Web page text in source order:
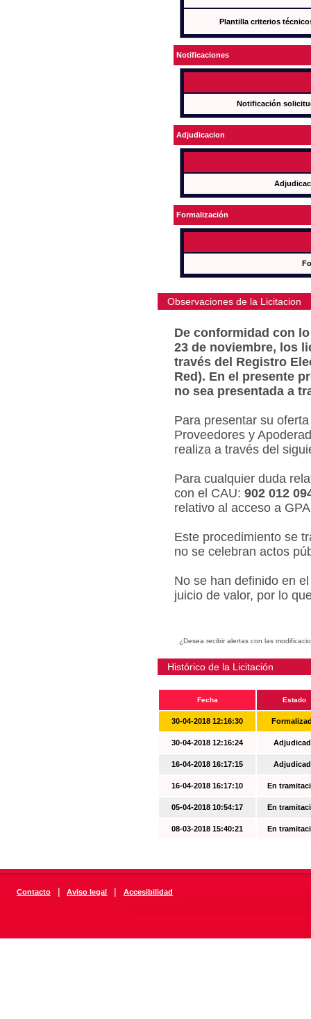
Plantilla criterios
Notificaciones
Notificación
Adjudicacion
Formalización
Observaciones de la Licitacion
De conformidad con
23 de noviembre, los
través del Registro
Red). En el presente
no sea presentada a
Para presentar su
Proveedores y
realiza a través del
Para cualquier duda
con el CAU: 902 012
relativo al acceso a
Este procedimiento se
no se celebran actos
No se han definido en
juicio de valor, por lo
¿Desea recibir alertas con las
Histórico de la Licitación
Fecha Estado
30-04-2018 12:16:30
30-04-2018 12:16:24
16-04-2018 16:17:15
16-04-2018 16:17:10 En
05-04-2018 10:54:17 En
08-03-2018 15:40:21 En
Contacto | Aviso legal | Accesibilidad